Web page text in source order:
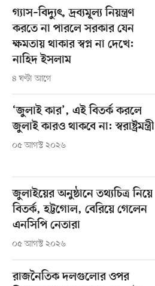
গ্যাস–বিদ্যুৎ, দ্রব্যমূল্য নিয়ন্ত্রণ
করতে না পারলে সরকার যেন
ক্ষমতায় থাকার স্বপ্ন না দেখে:
নাহিদ ইসলাম
৪ ঘণ্টা আগে
‘জুলাই কার’, এই বিতর্ক করলে
জুলাই কারও থাকবে না: স্বরাষ্ট্রমন্ত্রী
০৫ আগস্ট ২০২৬
জুলাইয়ের অনুষ্ঠানে তথ্যচিত্র নিয়ে
বিতর্ক, হট্টগোল, বেরিয়ে গেলেন
এনসিপি নেতারা
০৫ আগস্ট ২০২৬
রাজনৈতিক দলগুলোর ওপর